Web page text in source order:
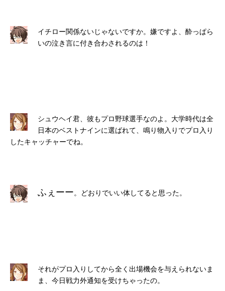
イチロー関係ないじゃないですか。嫌ですよ、酔っぱら
いの泣き言に付き合わされるのは！
シュウヘイ君、彼もプロ野球選手なのよ。大学時代は全
日本のベストナインに選ばれて、鳴り物入りでプロ入り
したキャッチャーでね。
ふぇーー。どおりでいい体してると思った。
それがプロ入りしてから全く出場機会を与えられないま
ま、今日戦力外通知を受けちゃったの。